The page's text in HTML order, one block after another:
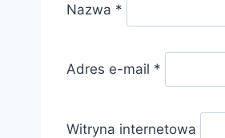
Nazwa *
Adres e-mail *
Witryna internetowa